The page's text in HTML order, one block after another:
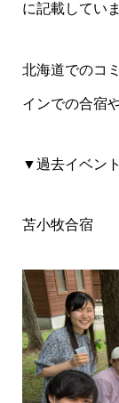
に記載していま
北海道でのコ
インでの合宿
▼過去イベン
苫小牧合宿